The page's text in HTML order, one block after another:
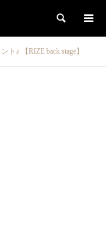
検索
♪ 【RIZE back stage】